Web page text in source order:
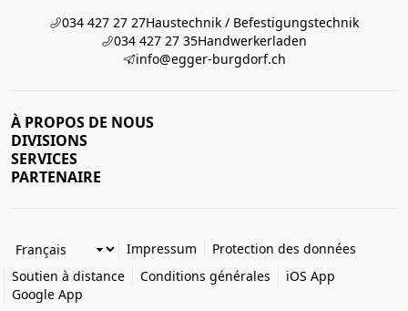
034 427 27 27Haustechnik / Befestigungstechnik
034 427 27 35Handwerkerladen
info@egger-burgdorf.ch
À PROPOS DE NOUS
DIVISIONS
SERVICES
PARTENAIRE
Impressum
Protection des données
Soutien à distance
Conditions générales
iOS App
Google App